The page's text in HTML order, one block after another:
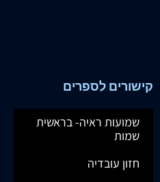
קישורים לספרים
שמועות ראיה- בראשית
שמות
חזון עובדיה